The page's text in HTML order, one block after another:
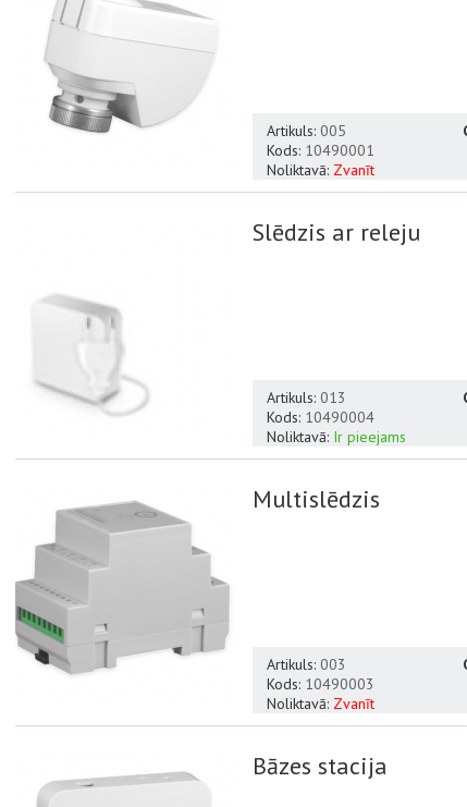
Artikuls: 005
Kods: 10490001
Noliktavā: Zvanīt
Slēdzis ar releju
Artikuls: 013
Kods: 10490004
Noliktavā: Ir pieejams
Multislēdzis
Artikuls: 003
Kods: 10490003
Noliktavā: Zvanīt
Bāzes stacija